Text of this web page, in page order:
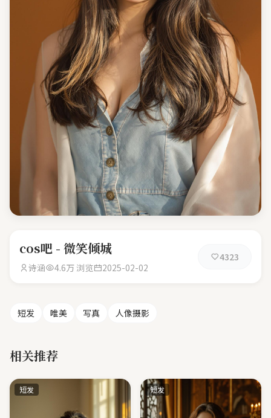
cos吧 - 微笑倾城
诗涵 4.6万 浏览 2025-02-02
4323
短发 唯美 写真 人像摄影
相关推荐
短发 短发